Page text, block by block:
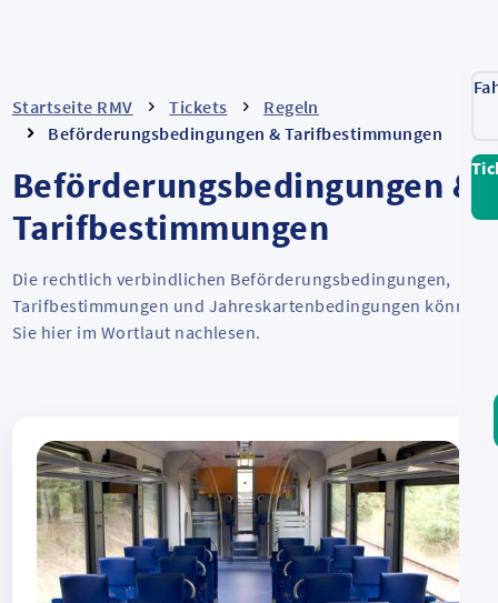
Startseite RMV Tickets
Regeln
Beförderungsbedingungen & Tarifbestimmungen
Beförderungsbedingungen &
Tarifbestimmungen
Die rechtlich verbindlichen Beförderungsbedingungen,
Tarifbestimmungen und Jahreskartenbedingungen können
Sie hier im Wortlaut nachlesen.